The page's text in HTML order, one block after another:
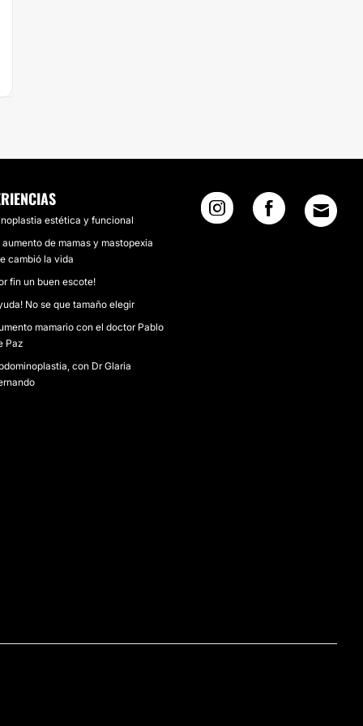
estética y funcional
aumento de mamas y mastopexia
cambió la vida
fin un buen escote!
No se que tamaño elegir
mamario con el doctor Pablo
Paz
con Dr Glaria